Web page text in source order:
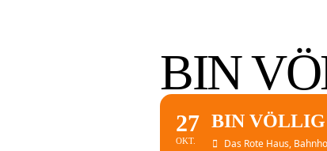
BIN
27
OKT.
BIN
Das Rote Haus,